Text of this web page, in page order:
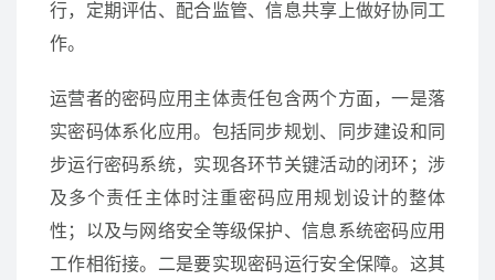
行，定期评估、配合监管、信息共享上做好协同工
作。
运营者的密码应用主体责任包含两个方面，一是落
实密码体系化应用。包括同步规划、同步建设和同
步运行密码系统，实现各环节关键活动的闭环；涉
及多个责任主体时注重密码应用规划设计的整体
性；以及与网络安全等级保护、信息系统密码应用
工作相衔接。二是要实现密码运行安全保障。这其